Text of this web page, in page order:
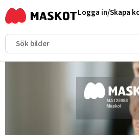
Logga in/Skapa